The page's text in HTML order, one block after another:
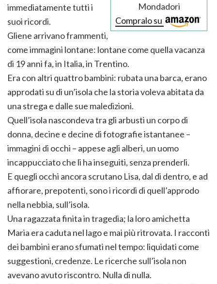
Mondadori
Compralo su
immediatamente tutti i
suoi ricordi.
Gliene arrivano frammenti,
come immagini lontane: lontane come quella vacanza
di 19 anni fa, in Italia, in Trentino.
Era con altri quattro bambini: rubata una barca, erano
approdati su di un’isola che la storia voleva abitata da
una strega e dalle sue maledizioni.
Quell’isola nascondeva tra gli arbusti un corpo di
donna, decine e decine di fotografie istantanee –
immagini di occhi – appese agli alberi, un uomo
incappucciato che li ha inseguiti, senza prenderli.
E quegli occhi ancora scrutano Lisa, dal di dentro, e ad
affiorare, prepotenti, sono i ricordi di quell’approdo
nella nebbia, sull’isola.
Una ragazzata finita in tragedia; la loro amichetta
Maria era caduta nel lago e mai più ritrovata. I racconti
dei bambini erano sfumati nel tempo: liquidati come
suggestioni, credenze. Le ricerche sull’isola non
avevano avuto riscontro. Nulla di nulla.